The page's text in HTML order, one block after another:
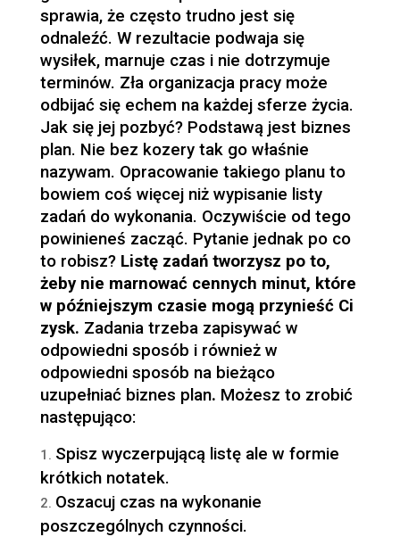
sprawia, że często trudno jest się
odnaleźć. W rezultacie podwaja się
wysiłek, marnuje czas i nie dotrzymuje
terminów. Zła organizacja pracy może
odbijać się echem na każdej sferze życia.
Jak się jej pozbyć? Podstawą jest biznes
plan. Nie bez kozery tak go właśnie
nazywam. Opracowanie takiego planu to
bowiem coś więcej niż wypisanie listy
zadań do wykonania. Oczywiście od tego
powinieneś zacząć. Pytanie jednak po co
to robisz? Listę zadań tworzysz po to,
żeby nie marnować cennych minut, które
w późniejszym czasie mogą przynieść Ci
zysk. Zadania trzeba zapisywać w
odpowiedni sposób i również w
odpowiedni sposób na bieżąco
uzupełniać biznes plan. Możesz to zrobić
następująco:
Spisz wyczerpującą listę ale w formie
krótkich notatek.
Oszacuj czas na wykonanie
poszczególnych czynności.